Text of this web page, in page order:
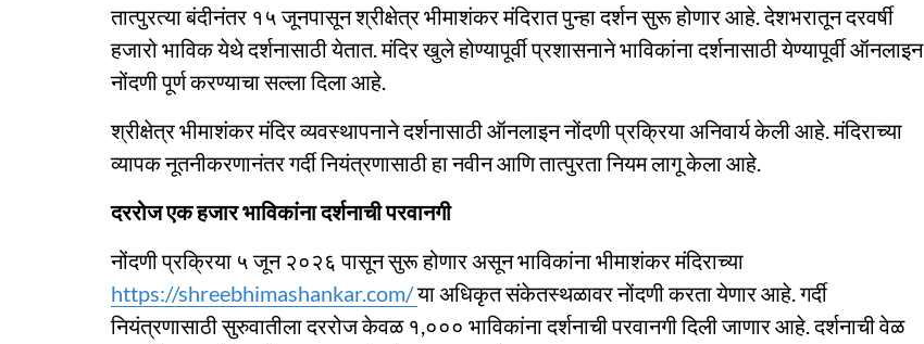
तात्पुरत्या बंदीनंतर १५ जूनपासून श्रीक्षेत्र भीमाशंकर मंदिरात पुन्हा दर्शन सुरू होणार आहे. देशभरातून दरवर्षी
हजारो भाविक येथे दर्शनासाठी येतात. मंदिर खुले होण्यापूर्वी प्रशासनाने भाविकांना दर्शनासाठी येण्यापूर्वी ऑनलाइन
नोंदणी पूर्ण करण्याचा सल्ला दिला आहे.
श्रीक्षेत्र भीमाशंकर मंदिर व्यवस्थापनाने दर्शनासाठी ऑनलाइन नोंदणी प्रक्रिया अनिवार्य केली आहे. मंदिराच्या
व्यापक नूतनीकरणानंतर गर्दी नियंत्रणासाठी हा नवीन आणि तात्पुरता नियम लागू केला आहे.
दररोज एक हजार भाविकांना दर्शनाची परवानगी
नोंदणी प्रक्रिया ५ जून २०२६ पासून सुरू होणार असून भाविकांना भीमाशंकर मंदिराच्या
https://shreebhimashankar.com/या अधिकृत संकेतस्थळावर नोंदणी करता येणार आहे. गर्दी
नियंत्रणासाठी सुरुवातीला दररोज केवळ १,००० भाविकांना दर्शनाची परवानगी दिली जाणार आहे. दर्शनाची वेळ